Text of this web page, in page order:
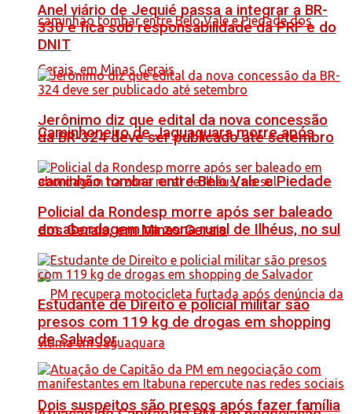
Caminhoneiro de Jaguaquara morre após
caminhão tombar entre Belo Vale e Piedade
dos Gerais, em Minas Gerais
Dois suspeitos são presos após fazer família
Anel viário de Jequié passa a integrar a BR-
330 e fica sob responsabilidade da PRF e do
DNIT
Jerônimo diz que edital da nova concessão
da BR-324 deve ser publicado até setembro
Policial da Rondesp morre após ser baleado
em abordagem na zona rural de Ilhéus, no sul
Estudante de Direito e policial militar são
presos com 119 kg de drogas em shopping
de Salvador